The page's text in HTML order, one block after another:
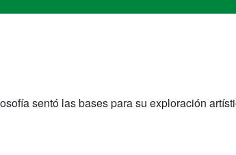
sentó las bases para su exploración